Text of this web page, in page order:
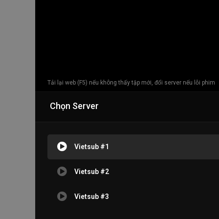
Tải lại web (F5) nếu không thấy tập mới, đổi server nếu lỗi phim
Chọn Server
Vietsub #1
Vietsub #2
Vietsub #3